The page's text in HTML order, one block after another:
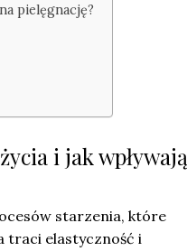
pielęgnację?
i jak wpływają
starzenia, które
traci elastyczność i